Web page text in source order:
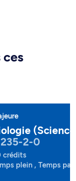
2-0
crédits
plein , Temps